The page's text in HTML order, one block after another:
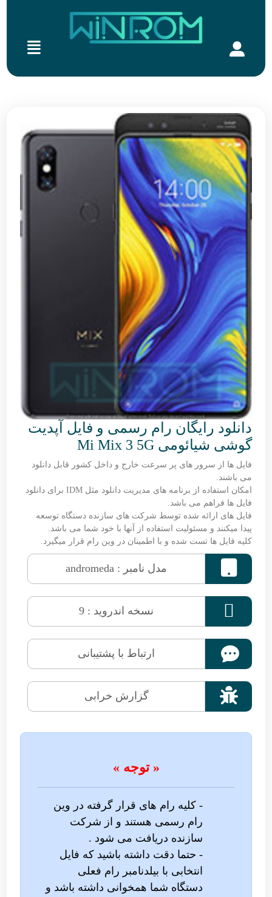
دانلود رایگان رام رسمی و فایل آپدیت
گوشی شیائومی Mi Mix 3 5G
فایل ها از سرور های پر سرعت خارج و داخل کشور قابل دانلود
می باشند.
امکان استفاده از برنامه های مدیریت دانلود مثل IDM برای دانلود
فایل ها فراهم می باشد.
فایل های ارائه شده توسط شرکت های سازنده دستگاه توسعه
پیدا میکنند و مسئولیت استفاده از آنها با خود شما می باشد.
کلیه فایل ها تست شده و با اطمینان در وین رام قرار میگیرد.
 مدل نامبر : andromeda
 نسخه اندروید : 9
ارتباط با پشتیبانی
 گزارش خرابی
« توجه »
- کلیه رام های قرار گرفته در وین
رام رسمی هستند و از شرکت
سازنده دریافت می شود .
- حتما دقت داشته باشید که فایل
انتخابی با بیلدنامبر رام فعلی
دستگاه شما همخوانی داشته باشد و